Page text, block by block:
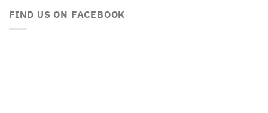
FIND US ON FACEBOOK